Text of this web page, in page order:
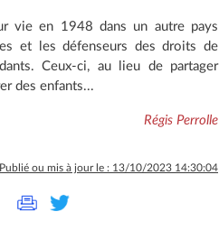
vie en 1948 dans un autre pays
et les défenseurs des droits de
Ceux-ci, au lieu de partager
des enfants...
Régis Perrolle
Publié ou mis à jour le : 13/10/2023 14:30:04